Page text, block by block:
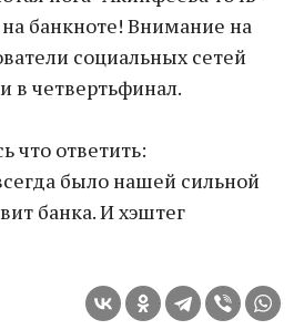
банкноте! Внимание на
социальных сетей
в четвертьфинал.
что ответить:
было нашей сильной
банка. И хэштег